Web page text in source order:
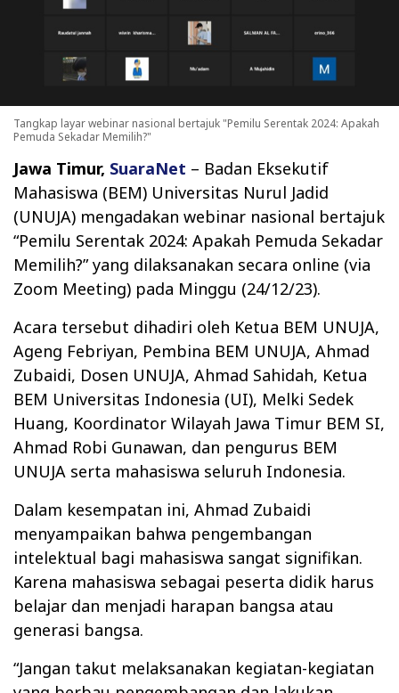
Tangkap layar webinar nasional bertajuk "Pemilu Serentak 2024: Apakah
Pemuda Sekadar Memilih?"
Jawa Timur, SuaraNet – Badan Eksekutif
Mahasiswa (BEM) Universitas Nurul Jadid
(UNUJA) mengadakan webinar nasional bertajuk
“Pemilu Serentak 2024: Apakah Pemuda Sekadar
Memilih?” yang dilaksanakan secara online (via
Zoom Meeting) pada Minggu (24/12/23).
Acara tersebut dihadiri oleh Ketua BEM UNUJA,
Ageng Febriyan, Pembina BEM UNUJA, Ahmad
Zubaidi, Dosen UNUJA, Ahmad Sahidah, Ketua
BEM Universitas Indonesia (UI), Melki Sedek
Huang, Koordinator Wilayah Jawa Timur BEM SI,
Ahmad Robi Gunawan, dan pengurus BEM
UNUJA serta mahasiswa seluruh Indonesia.
Dalam kesempatan ini, Ahmad Zubaidi
menyampaikan bahwa pengembangan
intelektual bagi mahasiswa sangat signifikan.
Karena mahasiswa sebagai peserta didik harus
belajar dan menjadi harapan bangsa atau
generasi bangsa.
“Jangan takut melaksanakan kegiatan-kegiatan